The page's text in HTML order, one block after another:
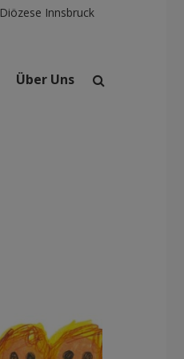
Diözese Innsbruck
Über Uns